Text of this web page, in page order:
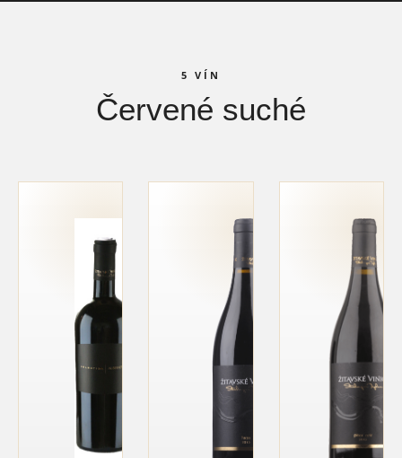
5 VÍN
Červené suché